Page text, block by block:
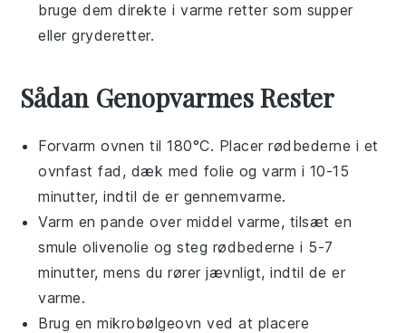
bruge dem direkte i varme retter som supper
ellergryderetter.
Sådan Genopvarmes Rester
Forvarm ovnen til 180°C. Placerrødbederne i et
ovnfast fad, dæk med folie og varm i 10-15
minutter, indtil de er gennemvarme.
Varm en pande over middel varme, tilsæt en
smuleolivenolie og steg rødbederne i 5-7
minutter, mens du rører jævnligt, indtil de er
varme.
Brug en mikrobølgeovn ved at placere